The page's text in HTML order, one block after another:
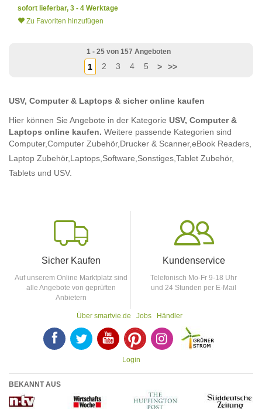
sofort lieferbar, 3 - 4 Werktage
Zu Favoriten hinzufügen
1 - 25 von 157 Angeboten
1 2 3 4 5 > >>
USV, Computer & Laptops & sicher online kaufen
Hier können Sie Angebote in der Kategorie USV, Computer &
Laptops online kaufen. Weitere passende Kategorien sind
Computer,Computer Zubehör, Drucker & Scanner,eBook Readers,
Laptop Zubehör, Laptops, Software, Sonstiges, Tablet Zubehör,
Tablets und USV.
Sicher Kaufen
Auf unserem Online Marktplatz sind
alle Angebote von geprüften
Anbietern
Kundenservice
Telefonisch Mo-Fr 9-18 Uhr
und 24 Stunden per E-Mail
Über smartvie.de Jobs Händler
F T Y p
Login
BEKANNT AUS